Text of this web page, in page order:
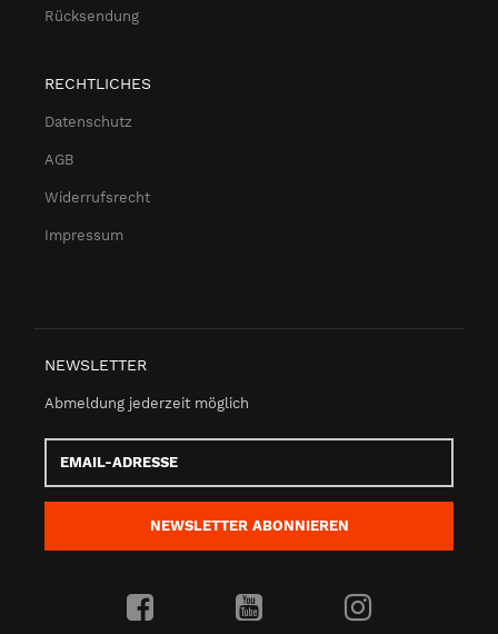
Rücksendung
RECHTLICHES
Datenschutz
AGB
Widerrufsrecht
Impressum
NEWSLETTER
Abmeldung jederzeit möglich
Adresse
NEWSLETTER ABONNIEREN